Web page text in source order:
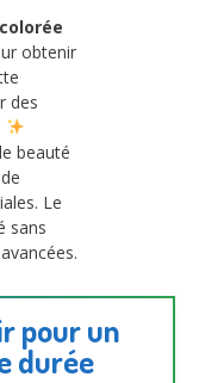
obtenir
des
beauté
Le
sans
pour un
durée